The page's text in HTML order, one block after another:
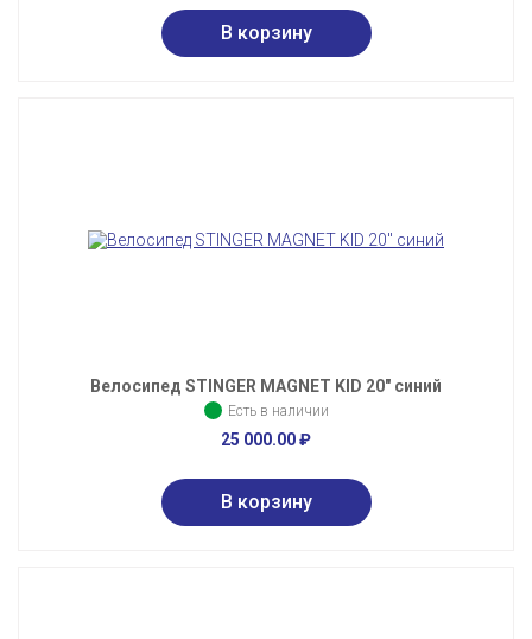
Велосипед STINGER MAGNET KID 20" синий
Есть в наличии
25 000.00₽